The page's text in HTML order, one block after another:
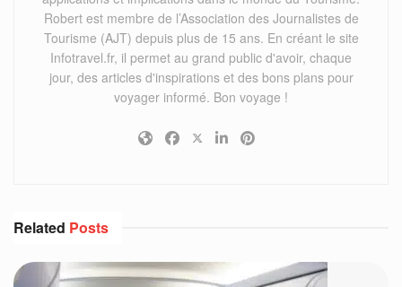
Robert est membre de l’Association des Journalistes de
Tourisme (AJT) depuis plus de 15 ans. En créant le site
Infotravel.fr, il permet au grand public d'avoir, chaque
jour, des articles d'inspirations et des bons plans pour
voyager informé. Bon voyage !
Related Posts